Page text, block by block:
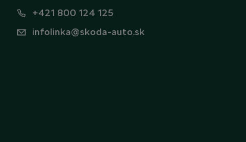
+421 800 124 125
infolinka@skoda-auto.sk